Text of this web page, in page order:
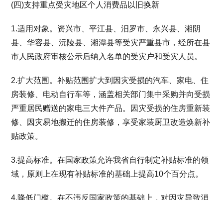
(四)支持重点受灾地区个人消费品以旧换新
1.适用对象。资兴市、平江县、汨罗市、永兴县、湘阴
县、华容县、沅陵县、湘潭县等受灾严重县市，经所在县
市人民政府审核公示后纳入名单的受灾户和受灾人员。
2.扩大范围。补贴范围扩大到因灾受损的汽车、家电、住
房装修、电动自行车等，涵盖相关部门集中采购并向受损
严重居民赠送的家电三大件产品。因灾受损的住房重新装
修、因灾易地搬迁的住房装修，享受家装厨卫改造焕新补
贴政策。
3.提高标准。在国家政策允许我省自行制定补贴标准的领
域，原则上在现有补贴标准的基础上提高10个百分点。
4.降低门槛。在不违反国家政策的基础上，对因灾导致消